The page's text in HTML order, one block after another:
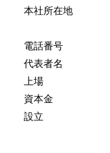
本社所在地
電話番号
代表者名
上場
資本金
設立